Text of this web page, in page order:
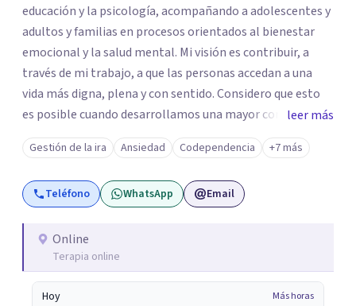
educación y la psicología, acompañando a adolescentes y
adultos y familias en procesos orientados al bienestar
emocional y la salud mental. Mi visión es contribuir, a
través de mi trabajo, a que las personas accedan a una
vida más digna, plena y con sentido. Considero que esto
es posible cuando desarrollamos una mayor conciencia
de nuestro mundo interior y de la manera en que nuestras
experiencias influyen en nuestra forma de sentir, pensar y
relacionarnos. Mi misión es ofrecer un espacio de
acompañamiento en salud mental basado en la
cada persona. Integro conocimientos y herramientas de
la psicología con un enfoque informado en trauma para
ayudar a mis clientes a comprender sus conflictos
internos, fortalecer sus recursos personales, desarrollar
leer más
Gestión de la ira Ansiedad Codependencia +7 más
Teléfono WhatsApp Email
Online
Terapia online
Hoy Más horas